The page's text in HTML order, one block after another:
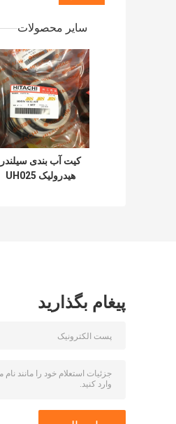
سایر محصولات
کیت آب بندی سیلندر
هیدرولیک UH025
پیغام بگذارید